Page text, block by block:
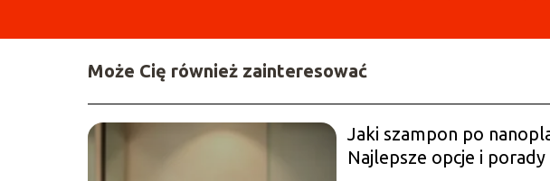
Może Cię również zainteresować
Jaki szampon po
Najlepsze opcje i porady